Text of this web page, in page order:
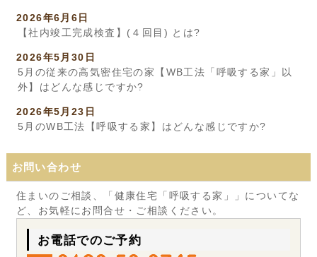
2026年6月6日
【社内竣工完成検査】(４回目) とは?
2026年5月30日
5月の従来の高気密住宅の家【WB工法「呼吸する家」以
外】はどんな感じですか?
2026年5月23日
5月のWB工法【呼吸する家】はどんな感じですか?
お問い合わせ
住まいのご相談、「健康住宅「呼吸する家」」についてな
ど、お気軽にお問合せ・ご相談ください。
お電話でのご予約